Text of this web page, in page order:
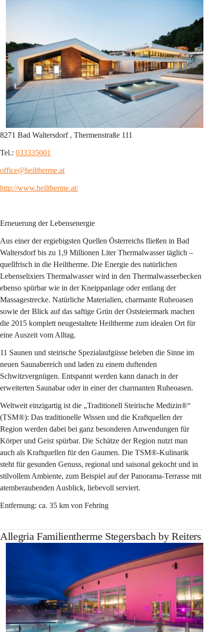
8271 Bad Waltersdorf , Thermenstraße 111
Tel.: 033335001
office@heiltherme.at
http://www.heiltherme.at/
Erneuerung der Lebensenergie
Aus einer der ergiebigsten Quellen Österreichs fließen in Bad
Waltersdorf bis zu 1,9 Millionen Liter Thermalwasser täglich –
quellfrisch in die Heiltherme. Die Energie des natürlichen
Lebenselixiers Thermalwasser wird in den Thermalwasserbecken
ebenso spürbar wie in der Kneippanlage oder entlang der
Massagestrecke. Natürliche Materialien, charmante Ruheoasen
sowie der Blick auf das saftige Grün der Oststeiermark machen
die 2015 komplett neugestaltete Heiltherme zum idealen Ort für
eine Auszeit vom Alltag.
11 Saunen und steirische Spezialaufgüsse beleben die Sinne im
neuen Saunabereich und laden zu einem duftenden
Schwitzvergnügen. Entspannt werden kann danach in der
erweiterten Saunabar oder in einer der charmanten Ruheoasen.
Weltweit einzigartig ist die „Traditionell Steirische Medizin®“
(TSM®): Das traditionelle Wissen und die Kraftquellen der
Region werden dabei bei ganz besonderen Anwendungen für
Körper und Geist spürbar. Die Schätze der Region nutzt man
auch als Kraftquellen für den Gaumen. Die TSM®-Kulinarik
steht für gesunden Genuss, regional und saisonal gekocht und in
stilvollem Ambiente, zum Beispiel auf der Panorama-Terrasse mit
atemberaubenden Ausblick, liebevoll serviert.
Entfernung: ca. 35 km von Fehring
Allegria Familientherme Stegersbach by Reiters